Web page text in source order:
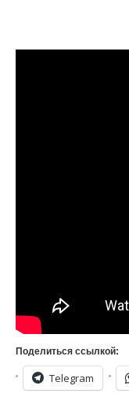
Поделиться ссылкой:
Telegram